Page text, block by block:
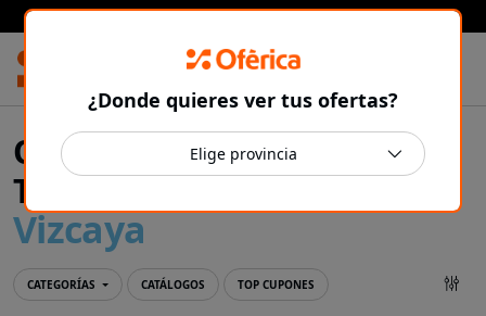
Prensa Ibérica
Ofertas y catálogos de
Telecomunicaciones en
Vizcaya
CATEGORÍAS CATÁLOGOS TOP CUPONES
¿Donde quieres ver tus ofertas?